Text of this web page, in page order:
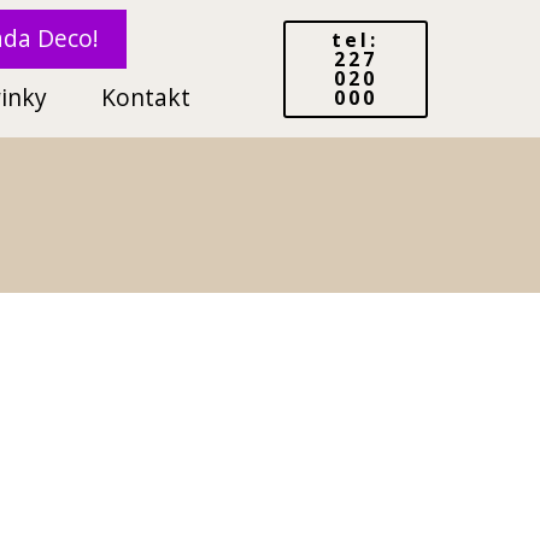
Deco!
Kontakt
tel:
227
020
000